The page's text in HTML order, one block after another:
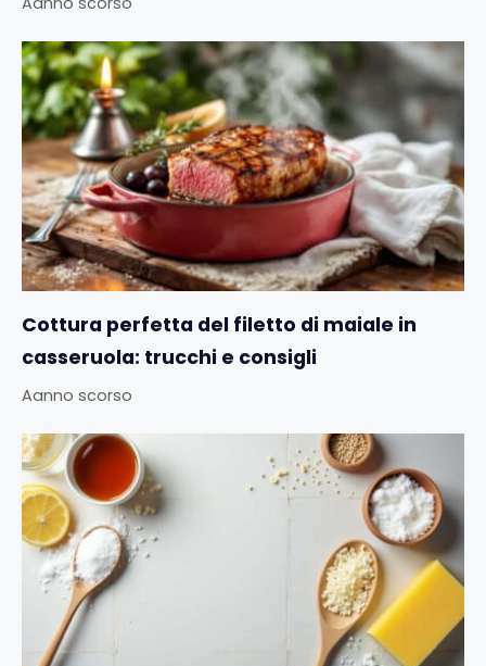
Cottura perfetta del filetto di maiale in
casseruola: trucchi e consigli
Aanno scorso